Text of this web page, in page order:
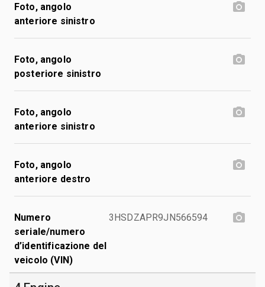
Foto, angolo
anteriore sinistro
Foto, angolo
posteriore sinistro
Foto, angolo
anteriore sinistro
Foto, angolo
anteriore destro
Numero
seriale/numero
d’identificazione del
veicolo (VIN)
3HSDZAPR9JN566594